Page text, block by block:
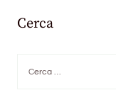
Cerca
per: